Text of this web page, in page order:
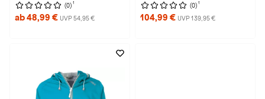
(0) 1
ab 48,99 € UVP 54,95 €
(0) 1
104,99 € UVP 139,95 €